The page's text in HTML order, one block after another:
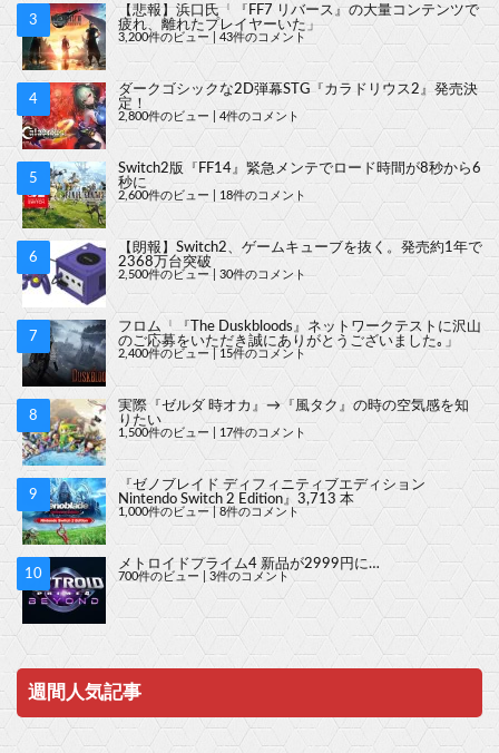
【悲報】浜口氏「『FF7 リバース』の大量コンテンツで
疲れ、離れたプレイヤーいた」
3,200件のビュー 43件のコメント
ダークゴシックな2D弾幕STG『カラドリウス2』発売決
定！
2,800件のビュー 4件のコメント
Switch2版『FF14』緊急メンテでロード時間が8秒から6
秒に
2,600件のビュー 18件のコメント
【朗報】Switch2、ゲームキューブを抜く。発売約1年で
2368万台突破
2,500件のビュー | 30件のコメント
フロム「『The Duskbloods』ネットワークテストに沢山
のご応募をいただき誠にありがとうございました｡」
2,400件のビュー |15件のコメント
実際『ゼルダ 時オカ』→『風タク』の時の空気感を知
りたい
1,500件のビュー 17件のコメント
『ゼノブレイド ディフィニティブエディション
Nintendo Switch 2 Edition』3,713 本
1,000件のビュー 8件のコメント
メトロイドプライム4 新品が2999円に…
700件のビュー 3件のコメント
週間人気記事